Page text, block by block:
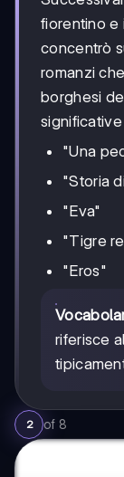
fiorentino e
concentrò
romanzi
borghesi
"Una
"Storia
"Eva"
"Tigre
"Eros"
riferisce
2 of 8